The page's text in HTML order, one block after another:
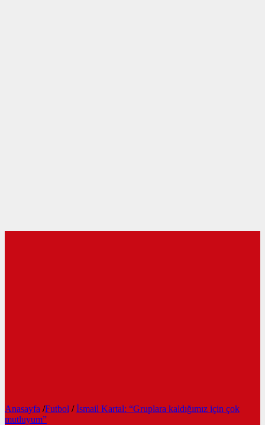
Anasayfa /Futbol / İsmail Kartal: “Gruplara kaldığımız için çok
mutluyum”